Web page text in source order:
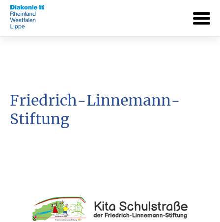
Friedrich-Linnemann-
Stiftung